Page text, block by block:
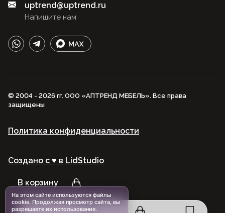
В корзину
Напишите нам
uptrend@uptrend.ru
© 2004 - 2026 гг. ООО «АПТРЕНД МЕБЕЛЬ». Все права
защищены
Политика конфиденциальности
Создано с ♥️ в LidStudio
На этом сайте используются файлы
cookie. Продолжая просмотр сайта, вы
разрешаете их использование.